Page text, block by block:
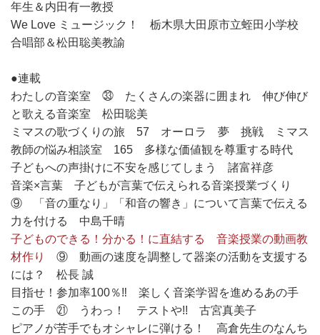
年生＆内田有一教授
We Love ミュージック！ 栃木県大田原市立蛭田小学校
合唱部＆松田聡美教諭
●連載
わたしの音楽室 ㉝ たくさんの楽器に囲まれ 伸び伸び
と歌える音楽室 松田聡美
ミマスの歌づくりの旅 57 オーロラ 夢 挑戦 ミマス
教師の悩み相談室 165 多様な価値観を尊重する時代
子どもへの声掛けに不安を感じてしまう 諸富祥彦
音楽×言葉 子どもが言葉で伝えられる音楽授業づくり
⑨ 「音の重なり」「和音の響き」について言葉で伝える
力を付ける 中島千晴
子どものできる！分かる！に直結する 音楽授業の動画教
材作り
⑨ 動画の速度を調整して器楽の活動を支援する
には？ 松長 誠
目指せ！参加率100％‼ 楽しく音楽学習を進めるあの手
この手 ㉑ うわっ！ テストや!! 古宮真美子
ピアノが苦手でもオシャレに弾ける！ 高倉先生のなんち